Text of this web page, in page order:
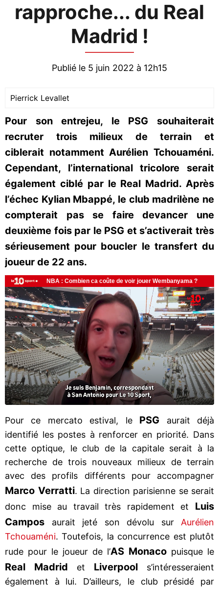
rapproche... du Real
Madrid !
Publié le 5 juin 2022 à 12h15
Pierrick Levallet
Pour son entrejeu, le PSG souhaiterait
recruter trois milieux de terrain et
ciblerait notamment Aurélien Tchouaméni.
Cependant, l’international tricolore serait
également ciblé par le Real Madrid. Après
l’échec Kylian Mbappé, le club madrilène ne
compterait pas se faire devancer une
deuxième fois par le PSG et s’activerait très
sérieusement pour boucler le transfert du
joueur de 22 ans.
Pour ce mercato estival, lePSG aurait déjà
identifié les postes à renforcer en priorité. Dans
cette optique, le club de la capitale serait à la
recherche de trois nouveaux milieux de terrain
avec des profils différents pour accompagner
Marco Verratti. La direction parisienne se serait
donc mise au travail très rapidement et Luis
Campos aurait jeté son dévolu sur Aurélien
Tchouaméni. Toutefois, la concurrence est plutôt
rude pour le joueur de l’AS Monaco puisque le
Real Madrid et Liverpool s’intéresseraient
également à lui. D’ailleurs, le club présidé par